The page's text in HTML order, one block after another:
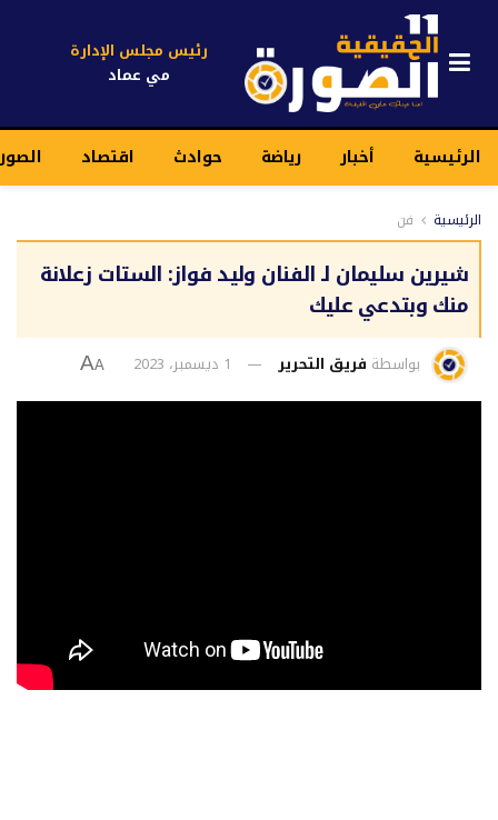
رئيس مجلس الإدارة
مي عماد
الرئيسية أخبار رياضة حوادث اقتصاد
الرئيسية فن
شيرين سليمان لـ الفنان وليد فواز: الستات زعلانة
منك وبتدعي عليك
بواسطة فريق التحرير 1 ديسمبر، 2023 A
A